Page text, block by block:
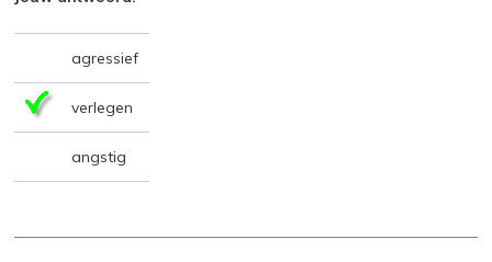
agressief
verlegen
angstig